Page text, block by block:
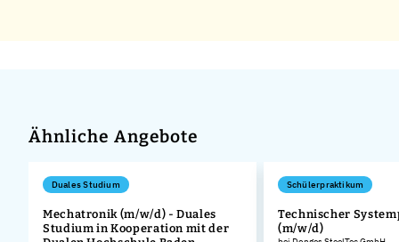
Ähnliche Angebote
Duales Studium
Mechatronik (m/w/d) - Duales
Studium in Kooperation mit der
Schülerpraktikum
Technischer
(m/w/d)